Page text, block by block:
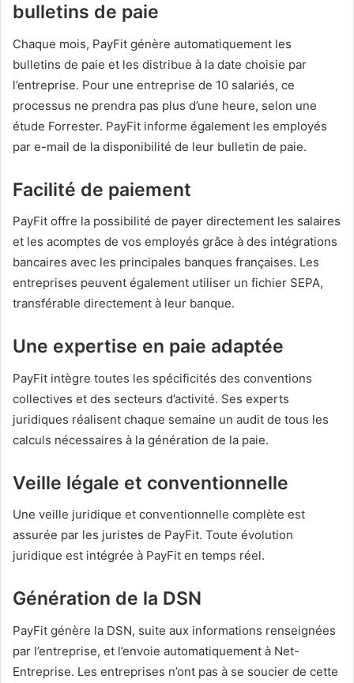
bulletins de paie
Chaque mois, PayFit génère automatiquement les
bulletins de paie et les distribue à la date choisie par
l’entreprise. Pour une entreprise de 10 salariés, ce
processus ne prendra pas plus d’une heure, selon une
étude Forrester. PayFit informe également les employés
par e-mail de la disponibilité de leur bulletin de paie.
Facilité de paiement
PayFit offre la possibilité de payer directement les salaires
et les acomptes de vos employés grâce à des intégrations
bancaires avec les principales banques françaises. Les
entreprises peuvent également utiliser un fichier SEPA,
transférable directement à leur banque.
Une expertise en paie adaptée
PayFit intègre toutes les spécificités des conventions
collectives et des secteurs d’activité. Ses experts
juridiques réalisent chaque semaine un audit de tous les
calculs nécessaires à la génération de la paie.
Veille légale et conventionnelle
Une veille juridique et conventionnelle complète est
assurée par les juristes de PayFit. Toute évolution
juridique est intégrée à PayFit en temps réel.
Génération de la DSN
PayFit génère la DSN, suite aux informations renseignées
par l’entreprise, et l’envoie automatiquement à Net-
Entreprise. Les entreprises n’ont pas à se soucier de cette